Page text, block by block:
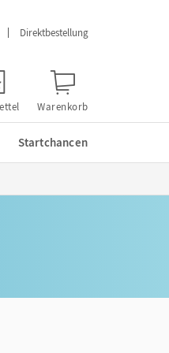
Direktbestellung
Warenkorb
Startchancen